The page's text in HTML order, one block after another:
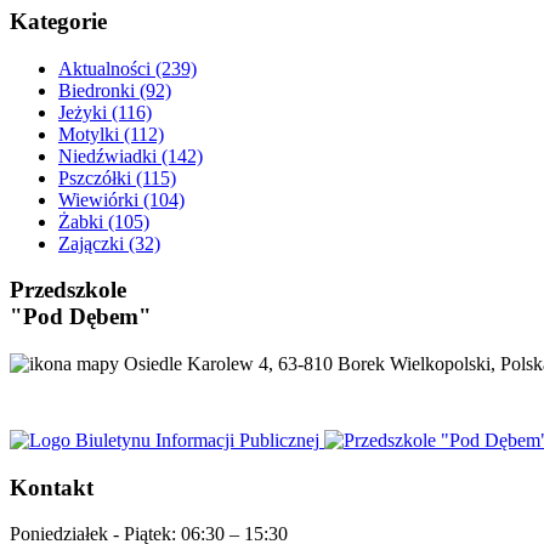
Kategorie
Aktualności (239)
Biedronki (92)
Jeżyki (116)
Motylki (112)
Niedźwiadki (142)
Pszczółki (115)
Wiewiórki (104)
Żabki (105)
Zajączki (32)
Przedszkole
"Pod Dębem"
Osiedle Karolew 4, 63-810 Borek Wielkopolski,
Kontakt
Poniedziałek - Piątek: 06:30 – 15:30